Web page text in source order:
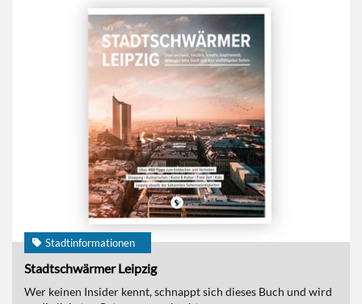
Stadtinformationen
Stadtschwärmer Leipzig
Wer keinen Insider kennt, schnappt sich dieses Buch und wird